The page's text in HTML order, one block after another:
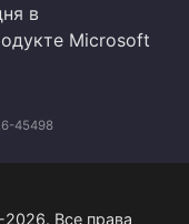
в
Microsoft
45498
Все права